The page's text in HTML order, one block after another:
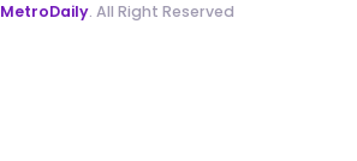
MetroDaily. All Right Reserved